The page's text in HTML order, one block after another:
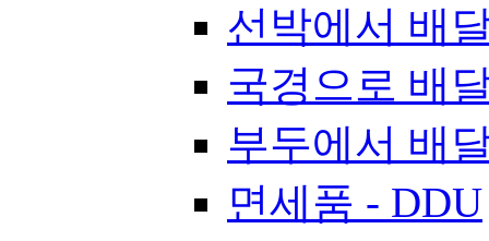
선박에서 배
국경으로 배
부두에서 배
면세품 - DDU